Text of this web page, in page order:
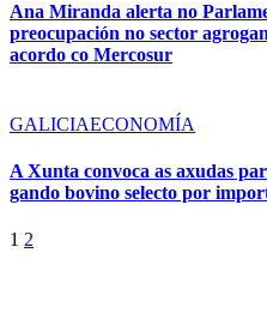
Ana Miranda alerta no
preocupación no sector
acordo co Mercosur
GALICIAECONOMÍA
A Xunta convoca as axudas
gando bovino selecto por
1 2